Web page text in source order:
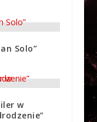
Solo”
w